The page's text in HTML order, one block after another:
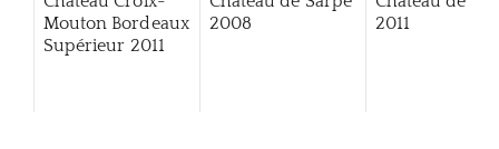
Mouton Bordeaux
Supérieur 2011
2008
2011